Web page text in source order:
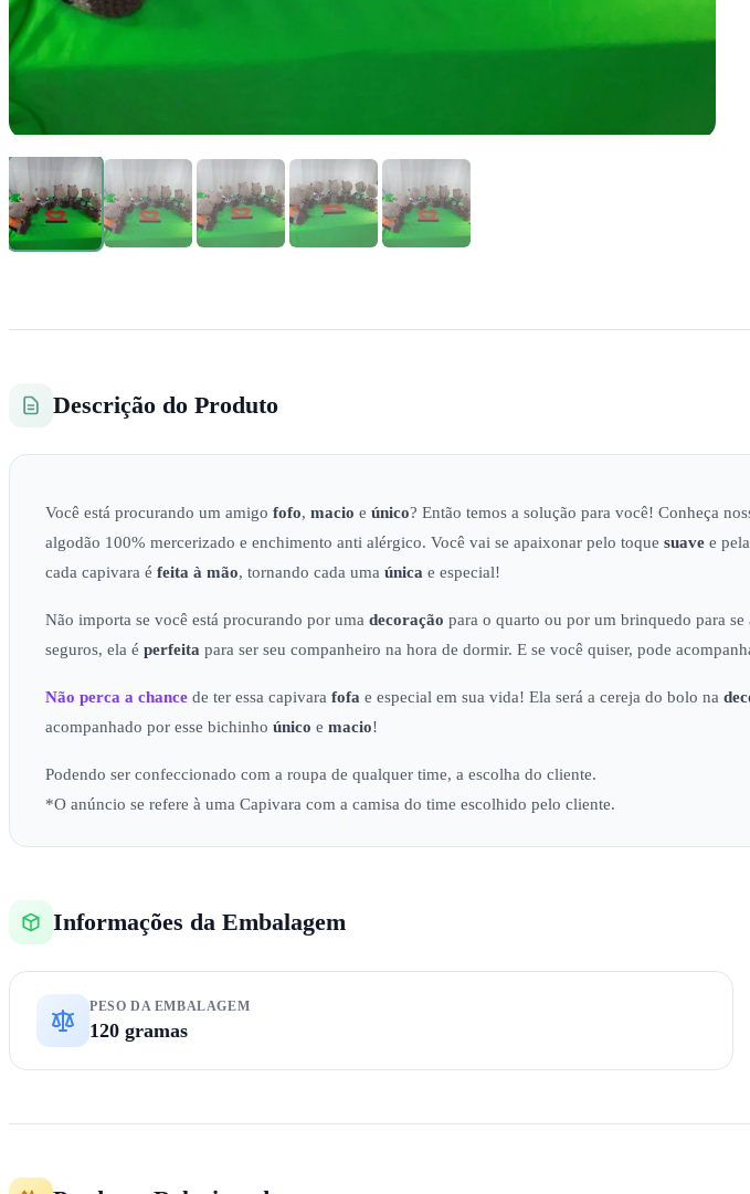
Descrição do Produto
Você está procurando um amigo fofo, macio e único? Então temos a solução para você! Conheça
algodão 100% mercerizado e enchimento anti alérgico. Você vai se apaixonar pelo toque suave e
cada capivara é feita à mão, tornando cada uma única e especial!
Não importa se você está procurando por uma decoração para o quarto ou por um brinquedo para
seguros, ela é perfeita para ser seu companheiro na hora de dormir. E se você quiser, pode
Não perca a chance de ter essa capivara fofa e especial em sua vida! Ela será a cereja do bolo na
acompanhado por esse bichinho único e macio!
Podendo ser confeccionado com a roupa de qualquer time, a escolha do cliente.
*O anúncio se refere à uma Capivara com a camisa do time escolhido pelo cliente.
Informações da Embalagem
PESO DA EMBALAGEM
120 gramas